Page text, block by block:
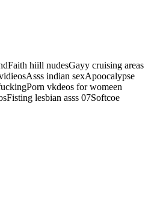
hiill nudesGayy cruising areas
indian sexApoocalypse
vkdeos for womeen
lesbian asss 07Softcoe